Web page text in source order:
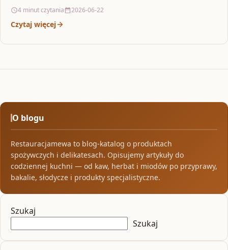
4 minut czytania 2026-06-22
Czytaj więcej
O blogu
Restauracjamewa to blog-katalog o produktach
spożywczych i delikatesach. Opisujemy artykuły do
codziennej kuchni — od kaw, herbat i miodów po przyprawy,
bakalie, słodycze i produkty specjalistyczne.
Szukaj
Szukaj